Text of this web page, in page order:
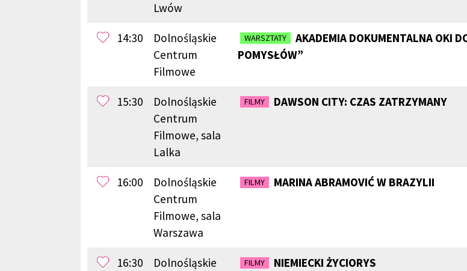
Lwów
14:30
Dolnośląskie
Centrum
Filmowe
WARSZTATY
AKADEMIA DOKUMENTALNA OKI
POMYSŁÓW”
15:30
Dolnośląskie
Centrum
Filmowe, sala
Lalka
FILMY DAWSON CITY: CZAS ZATRZYMANY
16:00
Dolnośląskie
Centrum
Filmowe, sala
Warszawa
FILMY MARINA ABRAMOVIĆ W BRAZYLII
16:30
Dolnośląskie
FILMY NIEMIECKI ŻYCIORYS